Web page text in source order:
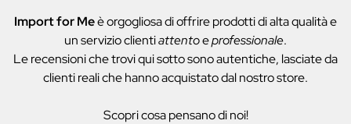
Import for Meè orgogliosa di offrire prodotti di alta qualità e
un servizio clientiattentoeprofessionale.
Le recensioni che trovi qui sotto sono autentiche, lasciate da
clienti reali che hanno acquistato dal nostro store.
Scopri cosa pensano di noi!